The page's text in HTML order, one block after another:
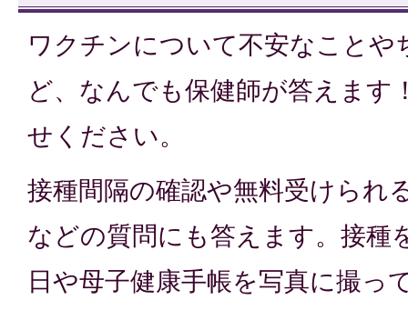
ワクチンについて不安なことや
ど、なんでも保健師が答えます
せください。
接種間隔の確認や無料受けられ
などの質問にも答えます。接種
日や母子健康手帳を写真に撮っ